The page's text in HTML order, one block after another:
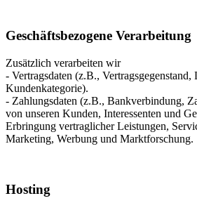
Geschäftsbezogene Verarbeitung
Zusätzlich verarbeiten wir
- Vertragsdaten (z.B., Vertragsgegenstand,
Kundenkategorie).
- Zahlungsdaten (z.B., Bankverbindung,
von unseren Kunden, Interessenten und
Erbringung vertraglicher Leistungen,
Marketing, Werbung und Marktforschung.
Hosting